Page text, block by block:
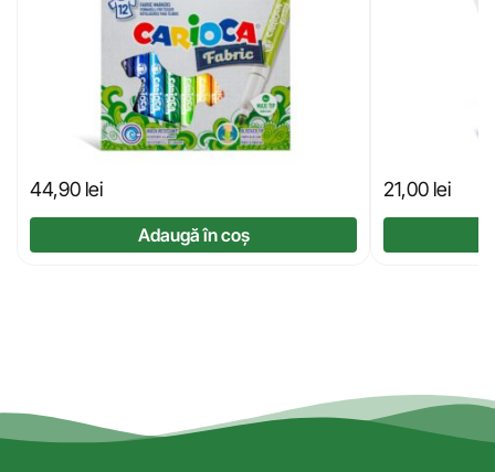
44,90 lei
Adaugă în coș
21,00 lei